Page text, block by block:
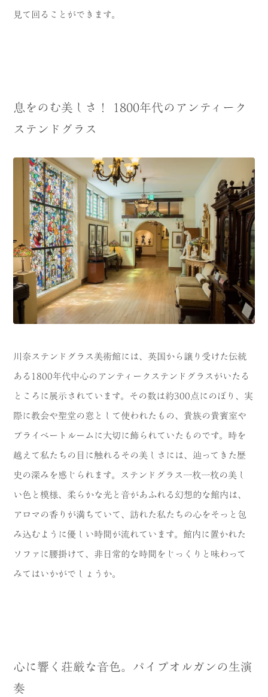
見て回ることができます。
息をのむ美しさ！ 1800年代のアンティーク
ステンドグラス
川奈ステンドグラス美術館には、英国から譲り受けた伝統
ある1800年代中心のアンティークステンドグラスがいたる
ところに展示されています。その数は約300点にのぼり、実
際に教会や聖堂の窓として使われたもの、貴族の貴賓室や
プライベートルームに大切に飾られていたものです。時を
越えて私たちの目に触れるその美しさには、辿ってきた歴
史の深みを感じられます。ステンドグラス一枚一枚の美し
い色と模様、柔らかな光と音があふれる幻想的な館内は、
アロマの香りが満ちていて、訪れた私たちの心をそっと包
み込むように優しい時間が流れています。館内に置かれた
ソファに腰掛けて、非日常的な時間をじっくりと味わって
みてはいかがでしょうか。
心に響く荘厳な音色。パイプオルガンの生演
奏